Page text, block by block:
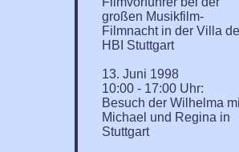
großen Musikfilm-
Filmnacht in der Villa
HBI Stuttgart
13. Juni 1998
10:00 - 17:00 Uhr:
Besuch der Wilhelma
Michael und Regina in
Stuttgart